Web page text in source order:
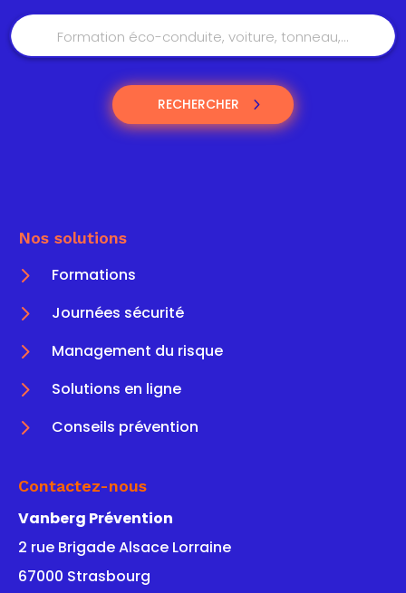
RECHERCHER
Nos solutions
5 Formations
5 Journées sécurité
5 Management du risque
5 Solutions en ligne
5 Conseils prévention
Contactez-nous
Vanberg Prévention
2 rue Brigade Alsace Lorraine
67000 Strasbourg